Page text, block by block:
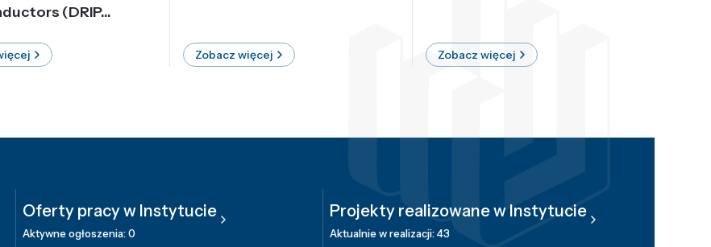
(DRIP...
Zobacz więcej Zobacz więcej
Oferty pracy w Instytucie
Aktywne ogłoszenia: 0
Projekty realizowane w Instytucie
Aktualnie w realizacji: 43